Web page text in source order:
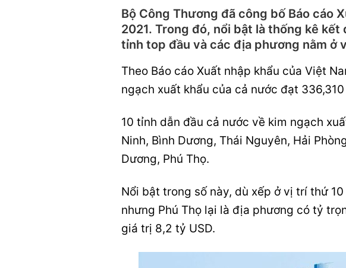
Bộ Công Thương đã công bố Báo cáo
2021. Trong đó, nổi bật là thống kê
tỉnh top đầu và các địa phương nằm ở
Theo Báo cáo Xuất nhập khẩu của Việt
ngạch xuất khẩu của cả nước đạt
10 tỉnh dẫn đầu cả nước về kim ngạch
Ninh, Bình Dương, Thái Nguyên, Hải
Dương, Phú Thọ.
Nổi bật trong số này, dù xếp ở vị trí thứ
nhưng Phú Thọ lại là địa phương có tỷ
giá trị 8,2 tỷ USD.